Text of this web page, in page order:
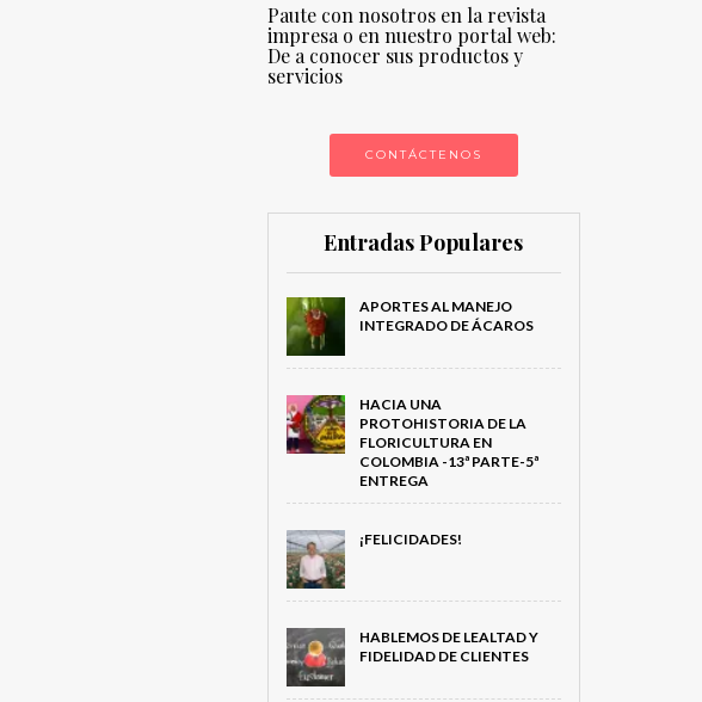
Paute con nosotros en la revista
impresa o en nuestro portal web:
De a conocer sus productos y
servicios
CONTÁCTENOS
Entradas Populares
APORTES AL MANEJO
INTEGRADO DE ÁCAROS
HACIA UNA
PROTOHISTORIA DE LA
FLORICULTURA EN
COLOMBIA -13ª PARTE-5ª
ENTREGA
¡FELICIDADES!
HABLEMOS DE LEALTAD Y
FIDELIDAD DE CLIENTES